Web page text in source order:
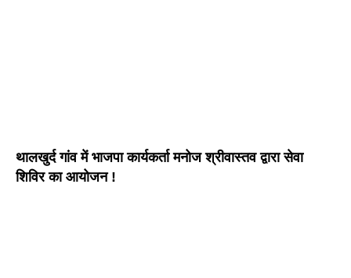
थालखुर्द गांव में भाजपा कार्यकर्ता मनोज श्रीवास्तव द्वारा सेवा
शिविर का आयोजन !